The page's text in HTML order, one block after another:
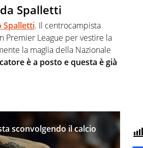
Spalletti
Spalletti. Il centrocampista
Premier League per vestire la
la maglia della Nazionale
è a posto e questa è già
sconvolgendo il calcio